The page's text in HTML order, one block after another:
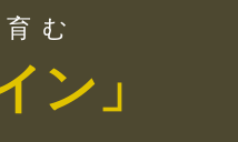
む
ン」